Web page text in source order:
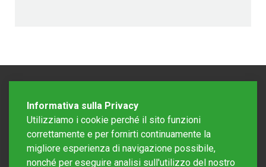
Informativa sulla Privacy
Utilizziamo i cookie perché il sito funzioni
correttamente e per fornirti continuamente la
migliore esperienza di navigazione possibile,
nonché per eseguire analisi sull'utilizzo del nostro